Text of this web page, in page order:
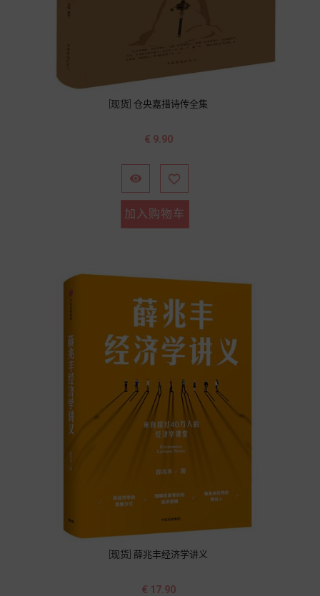
[现货] 仓央嘉措诗传全集
价
€ 9.90
 
加入购物车
[现货] 薛兆丰经济学讲义
价
€ 17.90